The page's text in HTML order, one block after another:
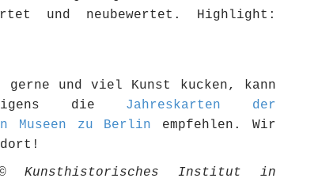
und neubewertet. Highlight:
und viel Kunst kucken, kann
die Jahreskarten der
Museen zu Berlin empfehlen. Wir
dort!
Institut in